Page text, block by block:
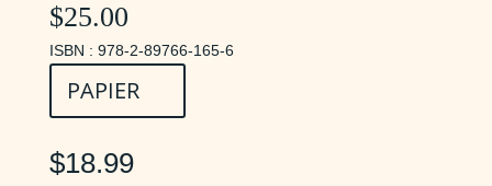
$25.00
ISBN : 978-2-89766-165-6
PAPIER
$18.99